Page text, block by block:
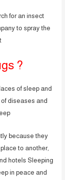
for an insect
to spray the
? Why get rid of bed bugs
of sleep and
diseases and
because they
to another,
hotels Sleeping
in peace and